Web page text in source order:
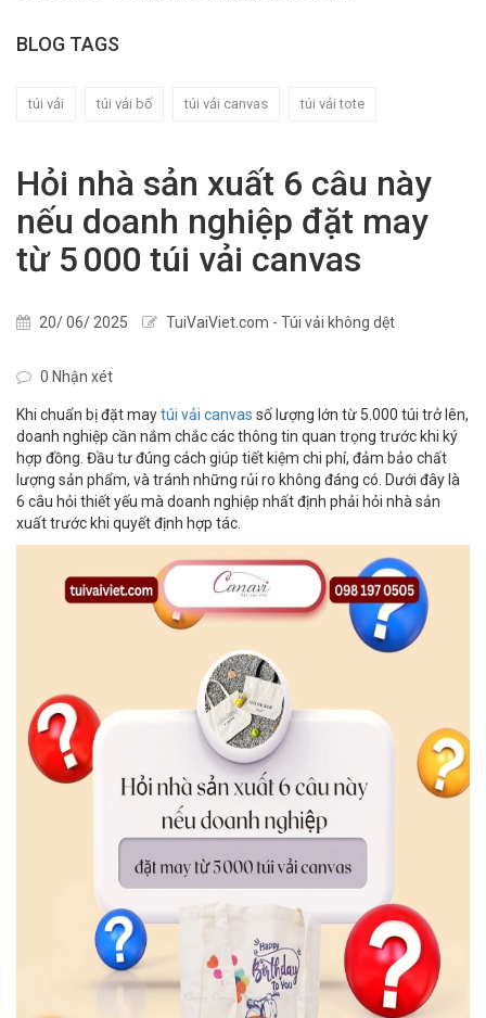
BLOG TAGS
túi vải túi vải bố túi vải canvas túi vải tote
Hỏi nhà sản xuất 6 câu này
nếu doanh nghiệp đặt may
từ 5 000 túi vải canvas
20/ 06/ 2025 TuiVaiViet.com - Túi vải không dệt
0 Nhận xét
Khi chuẩn bị đặt maytúi vải canvas số lượng lớn từ 5.000 túi trở lên,
doanh nghiệp cần nắm chắc các thông tin quan trọng trước khi ký
hợp đồng. Đầu tư đúng cách giúp tiết kiệm chi phí, đảm bảo chất
lượng sản phẩm, và tránh những rủi ro không đáng có. Dưới đây là
6 câu hỏi thiết yếu mà doanh nghiệp nhất định phải hỏi nhà sản
xuất trước khi quyết định hợp tác.